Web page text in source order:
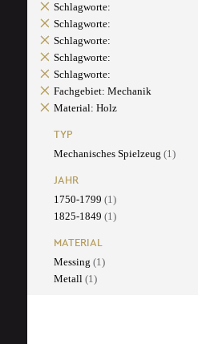
Schlagworte:
Schlagworte:
Schlagworte:
Schlagworte:
Schlagworte:
Fachgebiet: Mechanik
Material: Holz
TYP
Mechanisches Spielzeug (1)
JAHR
1750-1799 (1)
1825-1849 (1)
MATERIAL
Messing (1)
Metall (1)